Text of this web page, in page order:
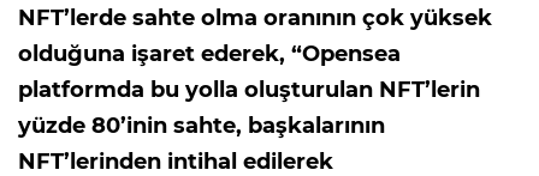
NFT’lerde sahte olma oranının çok yüksek
olduğuna işaret ederek, “Opensea
platformda bu yolla oluşturulan NFT’lerin
yüzde 80’inin sahte, başkalarının
NFT’lerinden intihal edilerek